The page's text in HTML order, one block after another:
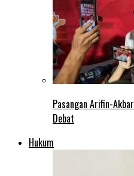
Pasangan Arifin-
Debat
Hukum